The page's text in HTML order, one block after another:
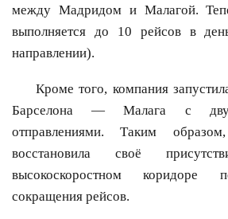
между Мадридом и Малагой.
выполняется до 10 рейсов в
направлении).
Кроме того, компания
Барселона — Малага с
отправлениями. Таким
восстановила своё
высокоскоростном коридоре
сокращения рейсов.